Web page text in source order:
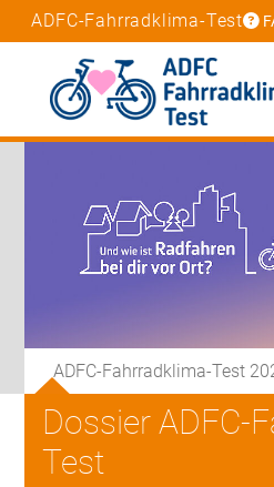
ADFC-Fahrradklima-Test
ADFC-Fahrradklima-Test
Dossier ADFC-
Test